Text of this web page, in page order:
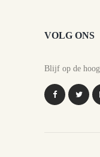
VOLG ONS
Blijf op de